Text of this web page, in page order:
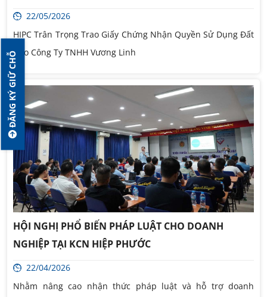
ĐĂNG KÝ GIỮ CHỖ
22/05/2026
HIPC Trân Trọng Trao Giấy Chứng Nhận Quyền Sử Dụng Đất
Cho Công Ty TNHH Vương Linh
HỘI NGHỊ PHỔ BIẾN PHÁP LUẬT CHO DOANH
NGHIỆP TẠI KCN HIỆP PHƯỚC
22/04/2026
Nhằm nâng cao nhận thức pháp luật và hỗ trợ doanh